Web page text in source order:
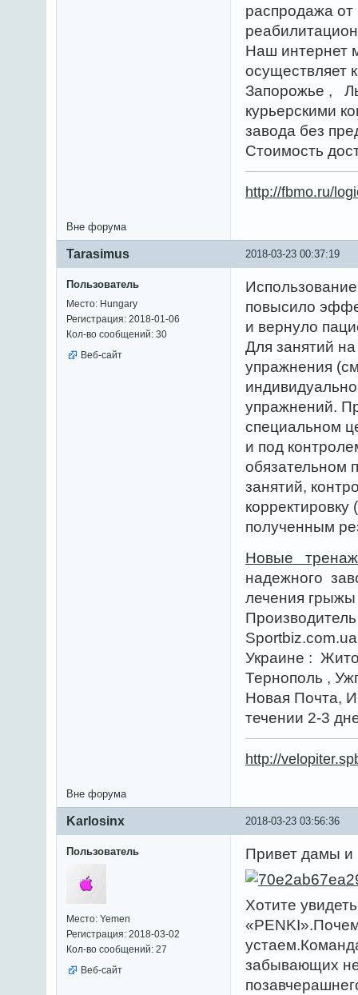
распродажа
Наш интернет
осуществляет
Запорожье ,
курьерскими
завода без
Стоимость
http://fbmo.ru/
Вне форума
2018-03-23 00:37:19
Tarasimus
Пользователь
Место: Hungary
Регистрация: 2018-01-06
Кол-во сообщений: 30
Веб-сайт
повысило
и вернуло
Для занятий
упражнения
упражнений.
специальном
и под
обязательном
занятий,
полученным
Новые
надежного
лечения грыжы
Украине :
Тернополь ,
Новая Почта,
течении 2-3
http://
Вне форума
2018-03-23 03:56:36
Karlosinx
Пользователь
Место: Yemen
Регистрация: 2018-03-02
Кол-во сообщений: 27
Веб-сайт
Привет дамы и
Хотите
забывающих